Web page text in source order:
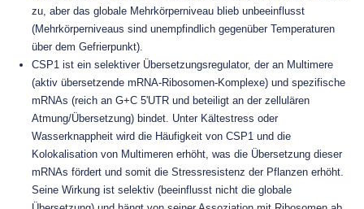
zu, aber das globale Mehrkörperniveau blieb unbeeinflusst
(Mehrkörperniveaus sind unempfindlich gegenüber Temperaturen
über dem Gefrierpunkt).
CSP1 ist ein selektiver Übersetzungsregulator, der an Multimere
(aktiv übersetzende mRNA-Ribosomen-Komplexe) und spezifische
mRNAs (reich an G+C 5'UTR und beteiligt an der zellulären
Atmung/Übersetzung) bindet. Unter Kältestress oder
Wasserknappheit wird die Häufigkeit von CSP1 und die
Kolokalisation von Multimeren erhöht, was die Übersetzung dieser
mRNAs fördert und somit die Stressresistenz der Pflanzen erhöht.
Seine Wirkung ist selektiv (beeinflusst nicht die globale